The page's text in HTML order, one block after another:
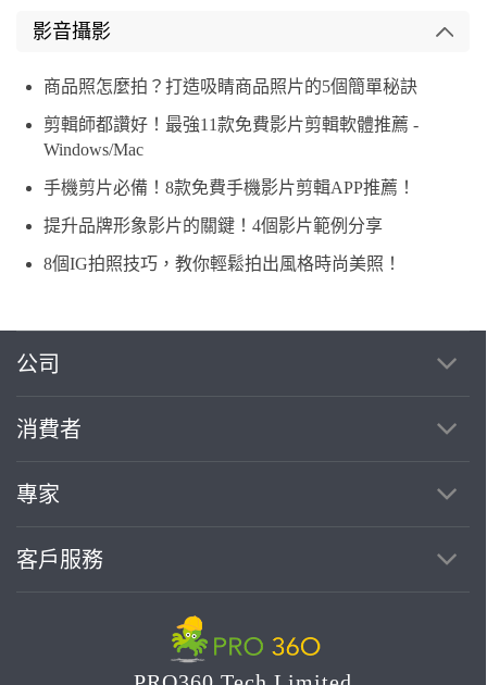
影音攝影
商品照怎麼拍？打造吸睛商品照片的5個簡單秘訣
剪輯師都讚好！最強11款免費影片剪輯軟體推薦 -
Windows/Mac
手機剪片必備！8款免費手機影片剪輯APP推薦！
提升品牌形象影片的關鍵！4個影片範例分享
8個IG拍照技巧，教你輕鬆拍出風格時尚美照！
公司
消費者
專家
客戶服務